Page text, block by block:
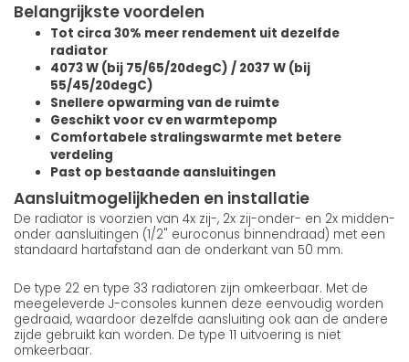
Belangrijkste voordelen
Tot circa 30% meer rendement uit dezelfde
radiator
4073 W (bij 75/65/20degC) / 2037 W (bij
55/45/20degC)
Snellere opwarming van de ruimte
Geschikt voor cv en warmtepomp
Comfortabele stralingswarmte met betere
verdeling
Past op bestaande aansluitingen
Aansluitmogelijkheden en installatie
De radiator is voorzien van 4x zij-, 2x zij-onder- en 2x midden-
onder aansluitingen (1/2" euroconus binnendraad) met een
standaard hartafstand aan de onderkant van 50 mm.
De type 22 en type 33 radiatoren zijn omkeerbaar. Met de
meegeleverde J-consoles kunnen deze eenvoudig worden
gedraaid, waardoor dezelfde aansluiting ook aan de andere
zijde gebruikt kan worden. De type 11 uitvoering is niet
omkeerbaar.